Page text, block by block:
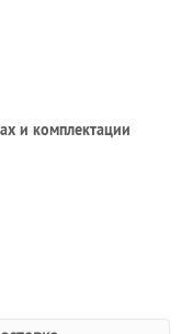
и комплектации